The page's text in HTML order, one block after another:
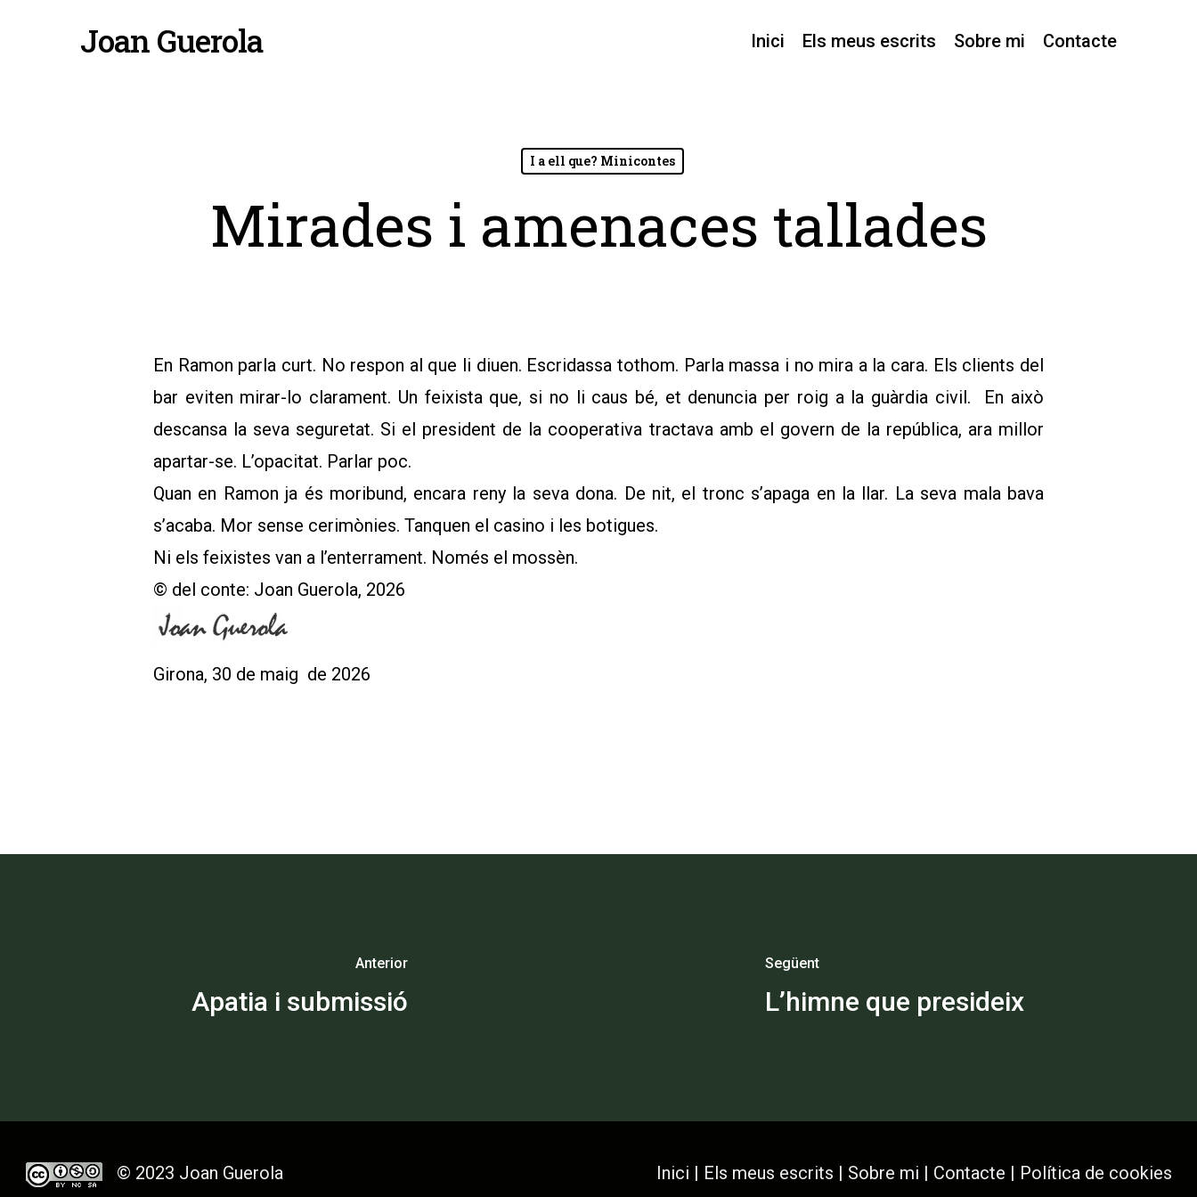
Joan Guerola Inici Els meus escrits Sobre mi Contacte
I a ell que? Minicontes
Mirades i amenaces tallades
En Ramon parla curt. No respon al que li diuen. Escridassa tothom. Parla massa i no mira a la cara. Els clients del
bar eviten mirar-lo clarament. Un feixista que, si no li caus bé, et denuncia per roig a la guàrdia civil. En això
descansa la seva seguretat. Si el president de la cooperativa tractava amb el govern de la república, ara millor
apartar-se. L’opacitat. Parlar poc.
Quan en Ramon ja és moribund, encara reny la seva dona. De nit, el tronc s’apaga en la llar. La seva mala bava
s’acaba. Mor sense cerimònies. Tanquen el casino i les botigues.
Ni els feixistes van a l’enterrament. Només el mossèn.
© del conte: Joan Guerola, 2026
Girona, 30 de maig de 2026
Anterior
Apatia i submissió
Següent
L’himne que presideix
© 2023 Joan Guerola Inici | Els meus escrits | Sobre mi | Contacte | Política de cookies